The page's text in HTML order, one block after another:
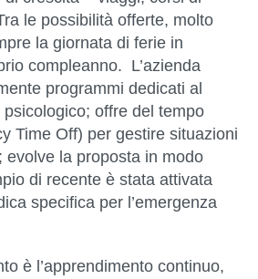
le possibilità offerte, molto
la giornata di ferie in
compleanno. L’azienda
programmi dedicati al
offre del tempo
Time Off) per gestire situazioni
evolve la proposta in modo
di recente è stata attivata
specifica per l’emergenza
è l’apprendimento continuo,